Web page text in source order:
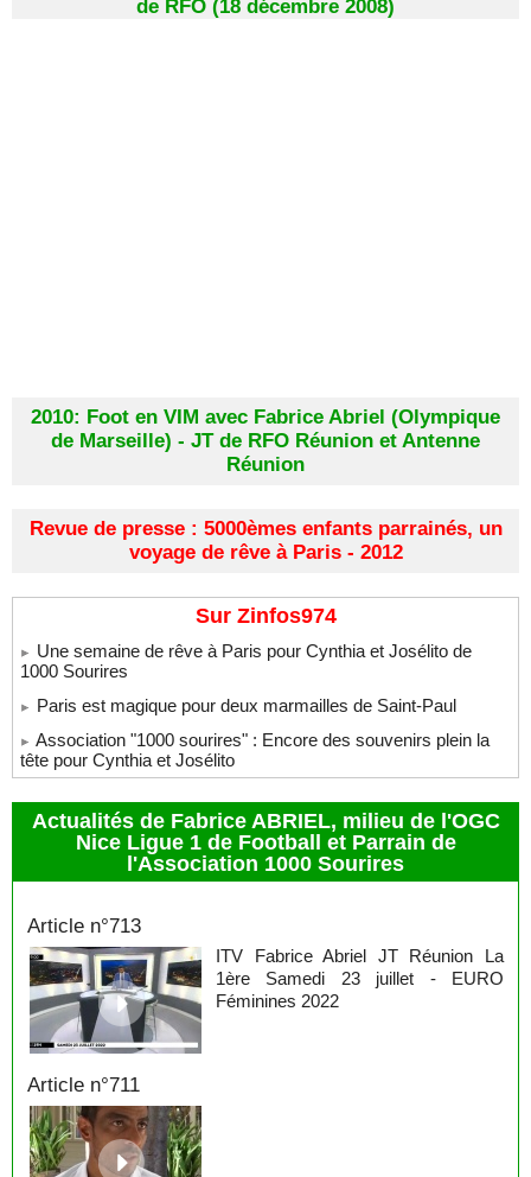
de RFO (18 décembre 2008)
2010: Foot en VIM avec Fabrice Abriel (Olympique
de Marseille) - JT de RFO Réunion et Antenne
Réunion
Revue de presse : 5000èmes enfants parrainés, un
voyage de rêve à Paris - 2012
Sur Zinfos974
Une semaine de rêve à Paris pour Cynthia et Josélito de
1000 Sourires
Paris est magique pour deux marmailles de Saint-Paul
Association "1000 sourires" : Encore des souvenirs plein la
tête pour Cynthia et Josélito
Actualités de Fabrice ABRIEL, milieu de l'OGC
Nice Ligue 1 de Football et Parrain de
l'Association 1000 Sourires
Article n°713
ITV Fabrice Abriel JT Réunion La
1ère Samedi 23 juillet - EURO
Féminines 2022
Article n°711